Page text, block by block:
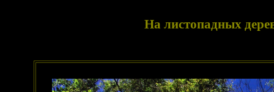
На листопадных